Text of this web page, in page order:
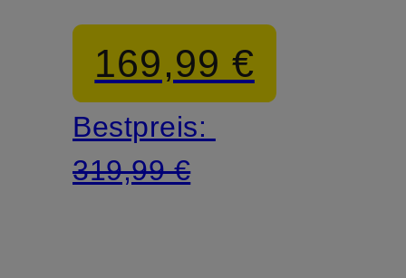
169,99 €
Bestpreis:
319,99 €